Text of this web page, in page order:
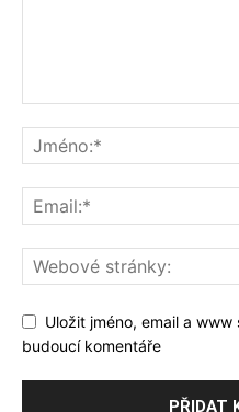
Uložit jméno, email a
budoucí komentáře